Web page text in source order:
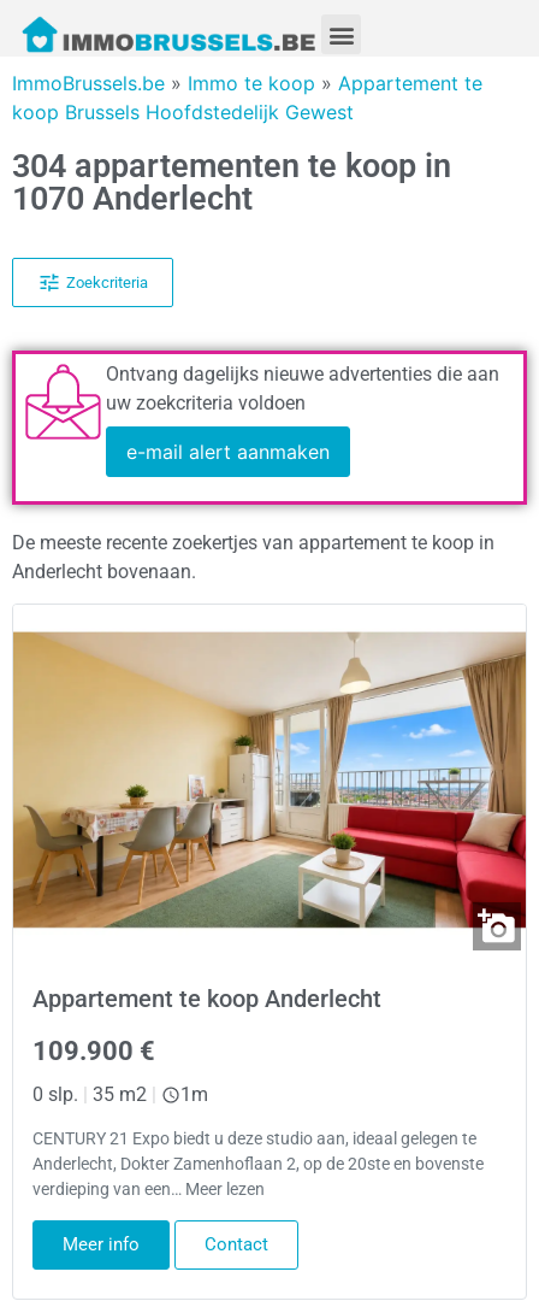
ImmoBrussels.be » Immo te koop » Appartement te
koop Brussels Hoofdstedelijk Gewest
304 appartementen te koop in
1070 Anderlecht
Zoekcriteria
Ontvang dagelijks nieuwe advertenties die aan
uw zoekcriteria voldoen
e-mail alert aanmaken
De meeste recente zoekertjes van appartement te koop in
Anderlecht bovenaan.
Appartement te koop Anderlecht
109.900 €
0 slp. | 35 m2 | 1m
CENTURY 21 Expo biedt u deze studio aan, ideaal gelegen te
Anderlecht, Dokter Zamenhoflaan 2, op de 20ste en bovenste
verdieping van een… Meer lezen
Meer info Contact